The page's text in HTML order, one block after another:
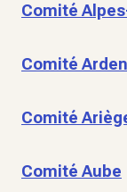
Comité
Comité
Comité
Comité Aube